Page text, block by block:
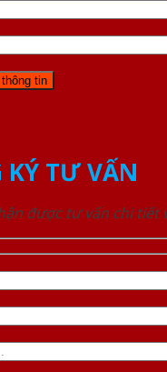
TƯ VẤN
được tư vấn chi tiết